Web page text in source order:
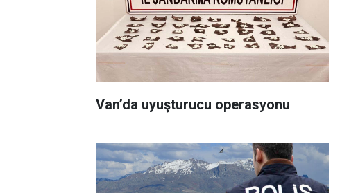
Van’da uyuşturucu operasyonu